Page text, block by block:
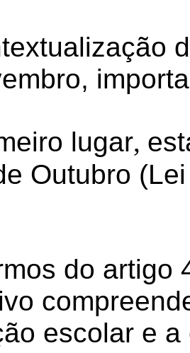
lugar,
Outubro
do artigo
escolar e